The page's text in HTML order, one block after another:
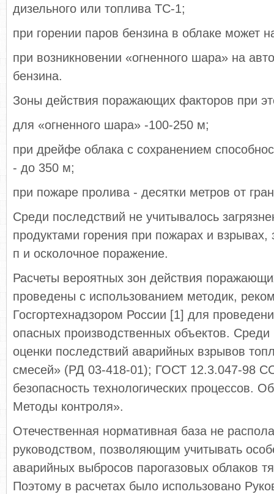
дизельного или топлива ТС-1;
при горении паров бензина в облаке может
при возникновении «огненного шара» на
бензина.
Зоны действия поражающих факторов при
для «огненного шара» -100-250 м;
при дрейфе облака с сохранением
- до 350 м;
при пожаре пролива - десятки метров от
Среди последствий не учитывалось
продуктами горения при пожарах и взрывах,
п и осколочное поражение.
Расчеты вероятных зон действия
проведены с использованием методик,
Госгортехнадзором России [1] для
опасных производственных объектов.
оценки последствий аварийных взрывов
смесей» (РД 03-418-01); ГОСТ 12.3.047-98
безопасность технологических процессов.
Методы контроля».
Отечественная нормативная база не
руководством, позволяющим учитывать
аварийных выбросов парогазовых облаков
Поэтому в расчетах было использовано